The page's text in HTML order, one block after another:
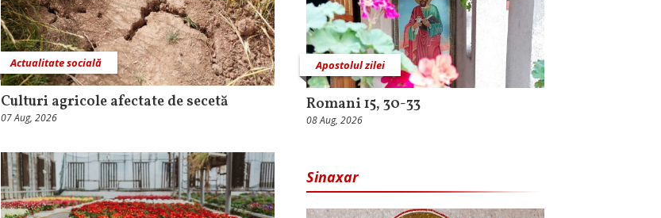
Actualitate socială
Culturi agricole afectate de secetă
07 Aug, 2026
Apostolul zilei
Romani 15, 30-33
08 Aug, 2026
Sinaxar